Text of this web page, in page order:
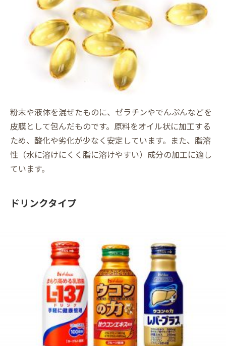
粉末や液体を混ぜたものに、ゼラチンやでんぷんなどを
皮膜として包んだものです。原料をオイル状に加工する
ため、酸化や劣化が少なく安定しています。また、脂溶
性（水に溶けにくく脂に溶けやすい）成分の加工に適し
ています。
ドリンクタイプ